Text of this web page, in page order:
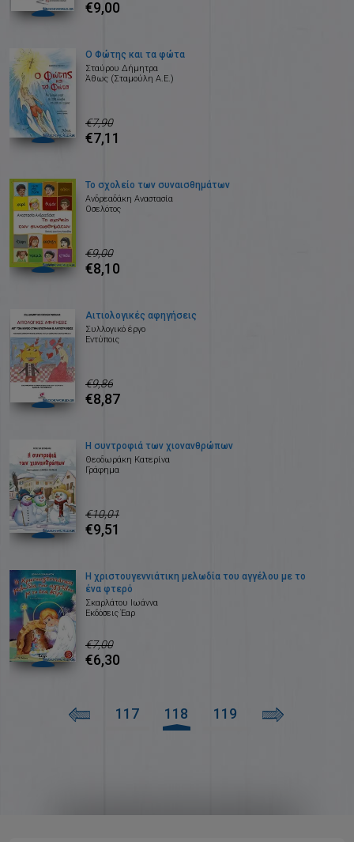
€9,00
Ο Φώτης και τα φώτα
Σταύρου Δήμητρα
Άθως (Σταμούλη Α.Ε.)
€7,90
€7,11
Το σχολείο των συναισθημάτων
Ανδρεαδάκη Αναστασία
Οσελότος
€9,00
€8,10
Αιτιολογικές αφηγήσεις
Συλλογικό έργο
Εντύποις
€9,86
€8,87
Η συντροφιά των χιονανθρώπων
Θεοδωράκη Κατερίνα
Γράφημα
€10,01
€9,51
Η χριστουγεννιάτικη μελωδία του αγγέλου με το
ένα φτερό
Σκαρλάτου Ιωάννα
Εκδόσεις Έαρ
€7,00
€6,30
117 118 119